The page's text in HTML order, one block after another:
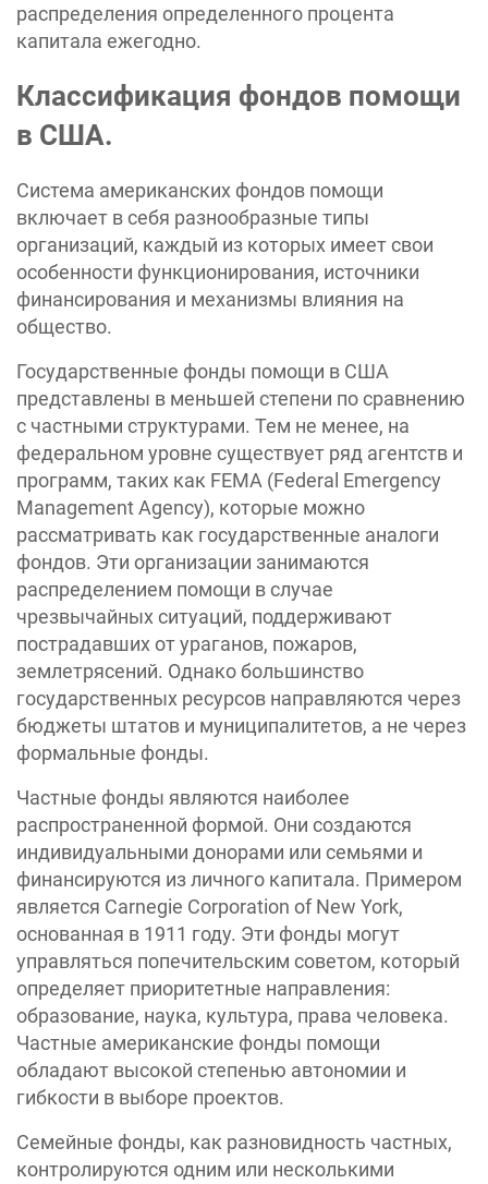
распределения определенного процента
капитала ежегодно.
Классификация фондов помощи
в США.
Система американских фондов помощи
включает в себя разнообразные типы
организаций, каждый из которых имеет свои
особенности функционирования, источники
финансирования и механизмы влияния на
общество.
Государственные фонды помощи в США
представлены в меньшей степени по сравнению
с частными структурами. Тем не менее, на
федеральном уровне существует ряд агентств и
программ, таких как FEMA (Federal Emergency
Management Agency), которые можно
рассматривать как государственные аналоги
фондов. Эти организации занимаются
распределением помощи в случае
чрезвычайных ситуаций, поддерживают
пострадавших от ураганов, пожаров,
землетрясений. Однако большинство
государственных ресурсов направляются через
бюджеты штатов и муниципалитетов, а не через
формальные фонды.
Частные фонды являются наиболее
распространенной формой. Они создаются
индивидуальными донорами или семьями и
финансируются из личного капитала. Примером
является Carnegie Corporation of New York,
основанная в 1911 году. Эти фонды могут
управляться попечительским советом, который
определяет приоритетные направления:
образование, наука, культура, права человека.
Частные американские фонды помощи
обладают высокой степенью автономии и
гибкости в выборе проектов.
Семейные фонды, как разновидность частных,
контролируются одним или несколькими